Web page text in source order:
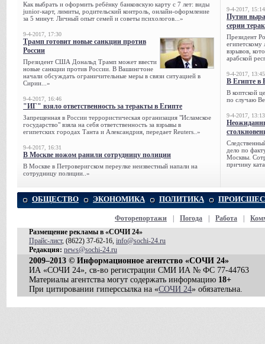
Как выбрать и оформить ребёнку банковскую карту с 7 лет: виды
junior-карт, лимиты, родительский контроль, онлайн-оформление
за 5 минут. Личный опыт семей и советы психологов...»
9-4-2017, 17:30
Трамп готовит новые санкции против
России
Президент США Дональд Трамп может ввести
новые санкции против России. В Вашингтоне
начали обсуждать ограничительные меры в связи ситуацией в
Сирии...»
9-4-2017, 16:46
"ИГ" взяло ответственность за теракты в Египте
Запрещенная в России террористическая организация "Исламское
государство" взяла на себя ответственность за взрывы в
египетских городах Танта и Александрия, передает Reuters..»
9-4-2017, 16:31
В Москве ножом ранили сотрудницу полиции
В Москве в Петроверигском переулке неизвестный напали на
сотрудницу полиции..»
9-4-2017, 15:14
Путин
серии
Президент
египетскому
взрывов,
арабской
9-4-2017, 13:45
В Египте в
В коптской
по случаю
9-4-2017, 13:13
дело по
Москвы.
причину
ОБЩЕСТВО ЭКОНОМИКА ПОЛИТИКА
Фоторепортажи Погода Работа
Размещение рекламы в «СОЧИ 24»
Прайс-лист, (8622) 37-62-16, info@sochi-24.ru
Редакция: news@sochi-24.ru
2009–2013 © Информационное агентство «СОЧИ 24»
ИА «СОЧИ 24», св-во регистрации СМИ ИА № ФС 77-44763
Материалы агентства могут содержать информацию 18+
При цитировании гиперссылка на «СОЧИ 24» обязательна.